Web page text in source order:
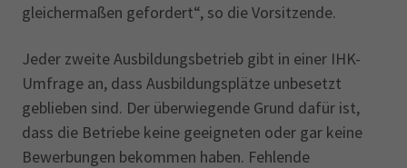
gleichermaßen gefordert“, so die Vorsitzende.
Jeder zweite Ausbildungsbetrieb gibt in einer IHK-
Umfrage an, dass Ausbildungsplätze unbesetzt
geblieben sind. Der überwiegende Grund dafür ist,
dass die Betriebe keine geeigneten oder gar keine
Bewerbungen bekommen haben. Fehlende